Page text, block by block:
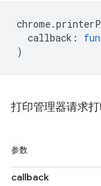
chrome.
callback :
)
打印管理器请求打
参数
callback